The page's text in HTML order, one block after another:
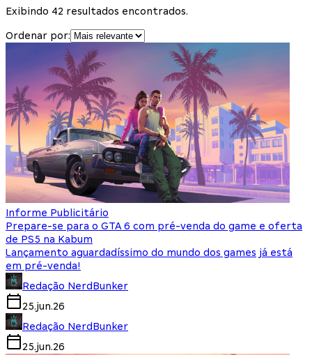
Exibindo 42 resultados encontrados.
Ordenar por:
Informe Publicitário
Prepare-se para o GTA 6 com pré-venda do game e oferta
de PS5 na Kabum
Lançamento aguardadíssimo do mundo dos games já está
em pré-venda!
Redação NerdBunker
25.jun.26
Redação NerdBunker
25.jun.26